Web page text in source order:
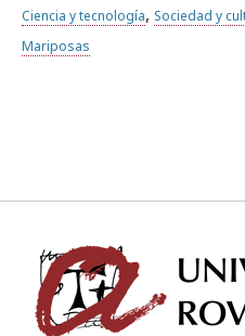
Suscríbete a los boletines
Ciencia y tecnología, Sociedad y
Mariposas